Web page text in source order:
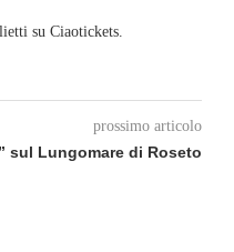
su Ciaotickets.
prossimo articolo
sul Lungomare di Roseto